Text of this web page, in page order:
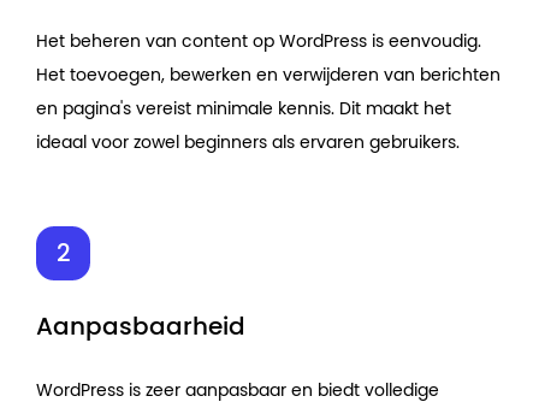
Het beheren van content op WordPress is eenvoudig.
Het toevoegen, bewerken en verwijderen van berichten
en pagina's vereist minimale kennis. Dit maakt het
ideaal voor zowel beginners als ervaren gebruikers.
Aanpasbaarheid
WordPress is zeer aanpasbaar en biedt volledige